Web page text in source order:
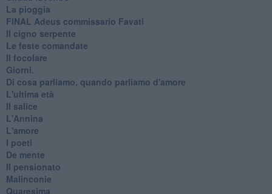
La pioggia
FINAL Adeus commissario Favati
Il cigno serpente
Le feste comandate
Il focolare
Giorni.
Di cosa parliamo, quando parliamo d'amore
L'ultima età
Il salice
L'Annina
L'amore
I poeti
De mente
Il pensionato
Malinconie
Quaresima